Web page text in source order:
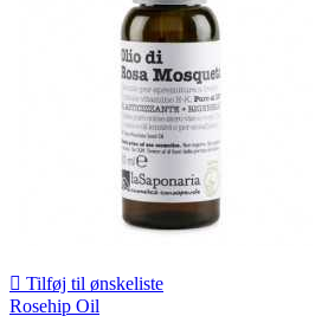
 Tilføj til ønskeliste
Rosehip Oil